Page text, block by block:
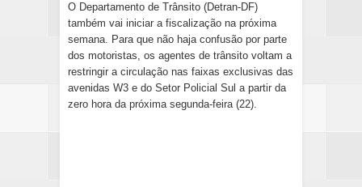
O Departamento de Trânsito (Detran-DF)
também vai iniciar a fiscalização na próxima
semana. Para que não haja confusão por parte
dos motoristas, os agentes de trânsito voltam a
restringir a circulação nas faixas exclusivas das
avenidas W3 e do Setor Policial Sul a partir da
zero hora da próxima segunda-feira (22).